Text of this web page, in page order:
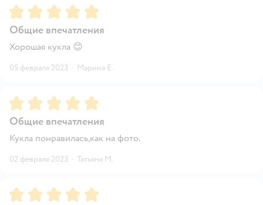
Рейтинг:5
Общие впечатления
Хорошая кукла 😊
05 февраля 2023 · Марина Е.
Рейтинг:5
Общие впечатления
Кукла понравилась,как на фото.
02 февраля 2023 · Татьяна М.
Рейтинг:5